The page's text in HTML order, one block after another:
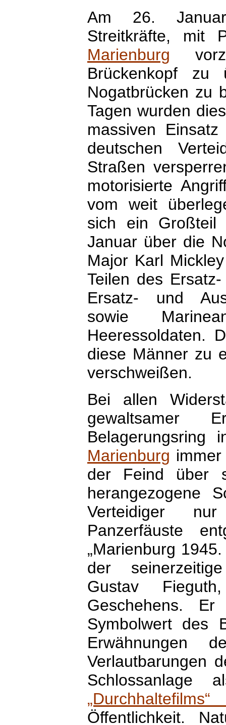
Am 26.
Streitkräfte, mit
Marienburg
Brückenkopf zu
Nogatbrücken zu
Tagen wurden
massiven
deutschen
Straßen
motorisierte
vom weit
sich ein Großteil
Januar über die
Major Karl
Teilen des
Ersatz- und
sowie
Heeressoldaten.
diese Männer zu
verschweißen.
Bei allen
gewaltsamer
Belagerungsring
Marienburg
der Feind über
herangezogene
Verteidiger
Panzerfäuste
„Marienburg
der
Gustav
Geschehens. Er
Symbolwert des
Verlautbarungen
„Durchhaltefilms“
Öffentlichkeit.